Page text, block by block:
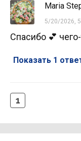
Maria
5/20/2026,
Спасибо 💕
Показать 1
1